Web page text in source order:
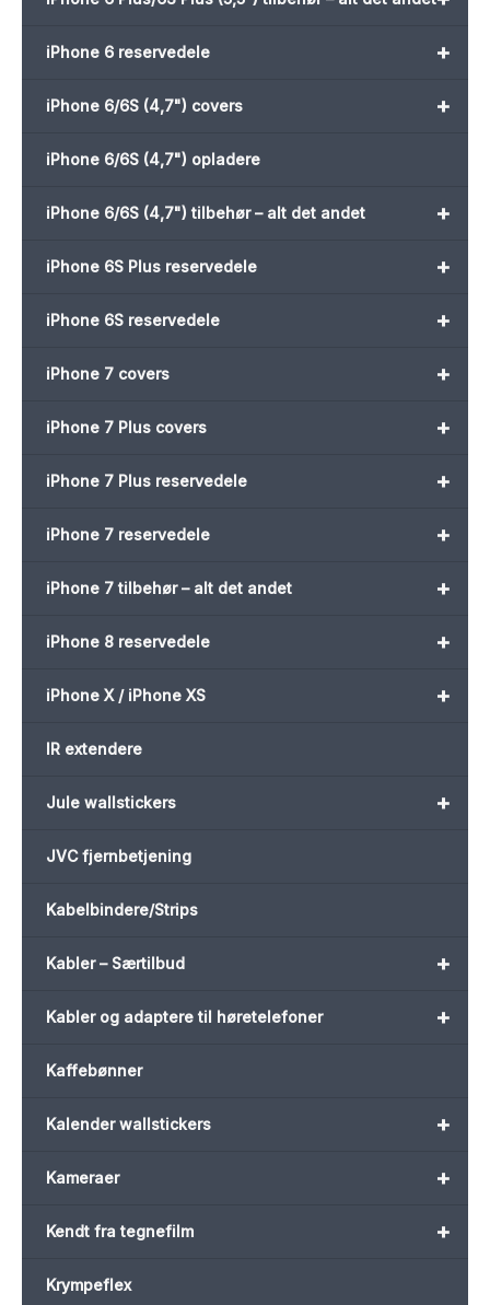
+
iPhone 6 reservedele
+
iPhone 6/6S (4,7") covers
iPhone 6/6S (4,7") opladere
+
iPhone 6/6S (4,7") tilbehør – alt det andet
+
iPhone 6S Plus reservedele
+
iPhone 6S reservedele
+
iPhone 7 covers
+
iPhone 7 Plus covers
+
iPhone 7 Plus reservedele
+
iPhone 7 reservedele
+
iPhone 7 tilbehør – alt det andet
+
iPhone 8 reservedele
+
iPhone X / iPhone XS
IR extendere
+
Jule wallstickers
JVC fjernbetjening
Kabelbindere/Strips
+
Kabler – Særtilbud
+
Kabler og adaptere til høretelefoner
Kaffebønner
+
Kalender wallstickers
+
Kameraer
+
Kendt fra tegnefilm
Krympeflex